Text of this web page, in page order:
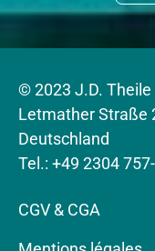
© 2023 J.D. Theile
Letmather Straße
Deutschland
Tel.: +49 2304
CGV & CGA